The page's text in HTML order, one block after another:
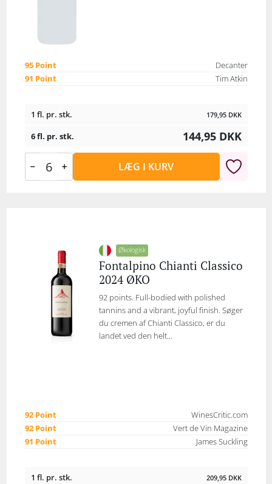
95 Point
Decanter
91 Point
Tim Atkin
1 fl. pr. stk. 179,95 DKK
6 fl. pr. stk. 144,95 DKK
LÆG I KURV
Økologisk
Fontalpino Chianti Classico
2024 ØKO
92 points. Full-bodied with polished
tannins and a vibrant, joyful finish. Søger
du cremen af Chianti Classico, er du
landet ved den helt...
92 Point
WinesCritic.com
92 Point
Vert de Vin Magazine
91 Point
James Suckling
1 fl. pr. stk. 209,95 DKK